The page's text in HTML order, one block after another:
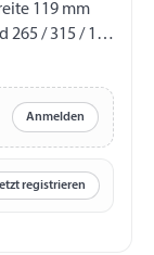
265 / 315 / 100
Anmelden
registrieren